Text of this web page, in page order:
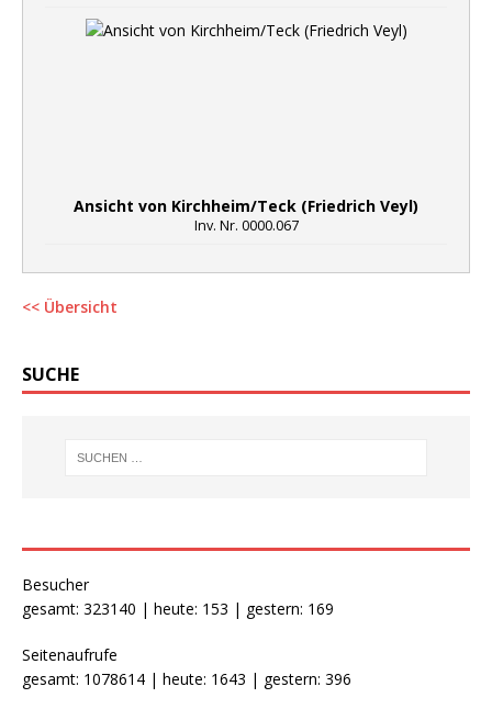
Ansicht von Kirchheim/Teck (Friedrich Veyl)
Inv. Nr. 0000.067
<< Übersicht
SUCHE
Besucher
gesamt: 323140 | heute: 153 | gestern: 169
Seitenaufrufe
gesamt: 1078614 | heute: 1643 | gestern: 396